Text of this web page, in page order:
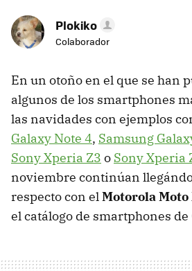
Plokiko
Colaborador
En un otoño en el que se han
algunos de los smartphones
las navidades con ejemplos
Galaxy Note 4, Samsung
Sony Xperia Z3 o Sony Xperia
noviembre continúan
respecto con el Motorola Moto
el catálogo de smartphones de